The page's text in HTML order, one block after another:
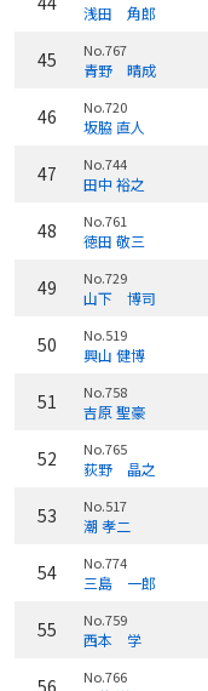
浅田 角郎
45 No.767
青野 晴成
46 No.720
坂脇 直人
47 No.744
田中 裕之
48 No.761
徳田 敬三
49 No.729
山下 博司
50 No.519
興山 健博
51 No.758
吉原 聖豪
52 No.765
荻野 晶之
53 No.517
潮 孝二
54 No.774
三島 一郎
55 No.759
西本 学
56 No.766